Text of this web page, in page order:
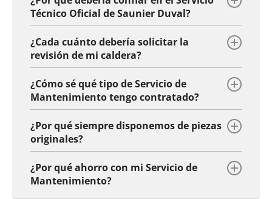
Técnico Oficial de Saunier Duval?
¿Cada cuánto debería solicitar la
revisión de mi caldera?
¿Cómo sé qué tipo de Servicio de
Mantenimiento tengo contratado?
¿Por qué siempre disponemos de piezas
originales?
¿Por qué ahorro con mi Servicio de
Mantenimiento?